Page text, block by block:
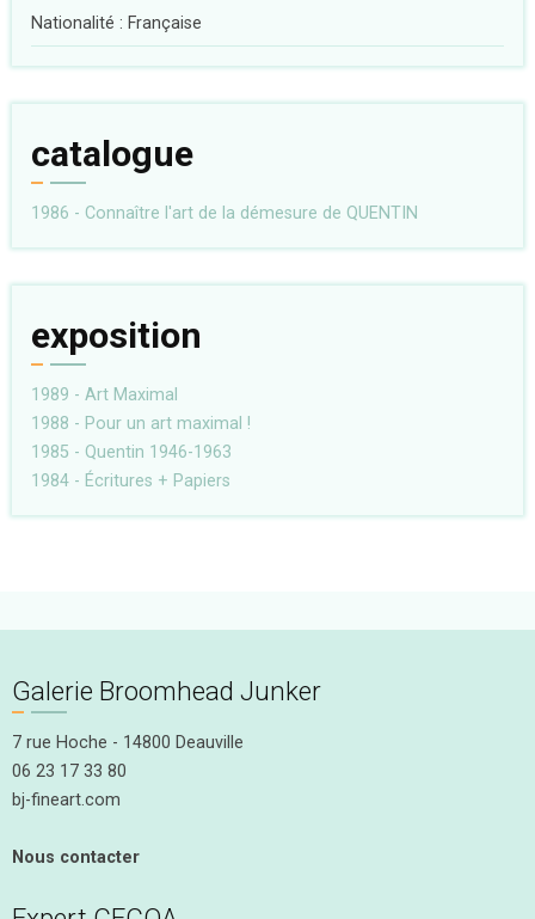
Nationalité : Française
catalogue
1986 - Connaître l'art de la démesure de QUENTIN
exposition
1989 - Art Maximal
1988 - Pour un art maximal !
1985 - Quentin 1946-1963
1984 - Écritures + Papiers
Galerie Broomhead Junker
7 rue Hoche - 14800 Deauville
06 23 17 33 80
bj-fineart.com
Nous contacter